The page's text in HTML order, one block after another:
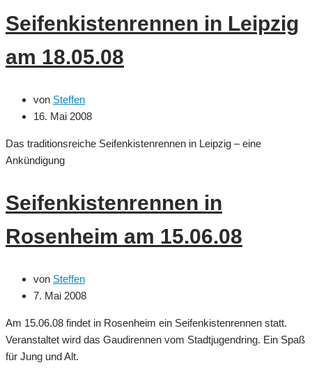
Seifenkistenrennen in Leipzig
am 18.05.08
von Steffen
16. Mai 2008
Das traditionsreiche Seifenkistenrennen in Leipzig – eine
Ankündigung
Seifenkistenrennen in
Rosenheim am 15.06.08
von Steffen
7. Mai 2008
Am 15.06.08 findet in Rosenheim ein Seifenkistenrennen statt.
Veranstaltet wird das Gaudirennen vom Stadtjugendring. Ein Spaß
für Jung und Alt.